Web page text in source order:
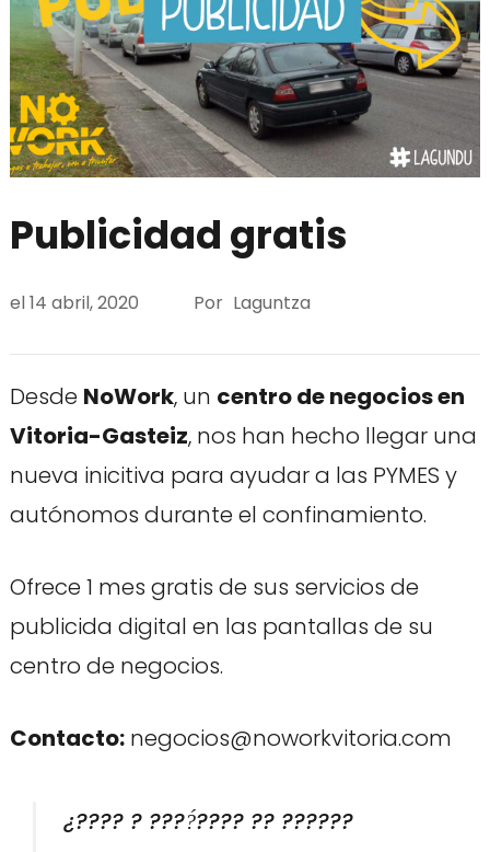
Publicidad gratis
el14 abril, 2020 Por Laguntza
Desde NoWork, un centro de negocios en
Vitoria-Gasteiz, nos han hecho llegar una
nueva inicitiva para ayudar a las PYMES y
autónomos durante el confinamiento.
Ofrece 1 mes gratis de sus servicios de
publicida digital en las pantallas de su
centro de negocios.
Contacto:negocios@noworkvitoria.com
¿???? ? ????́???? ?? ??????